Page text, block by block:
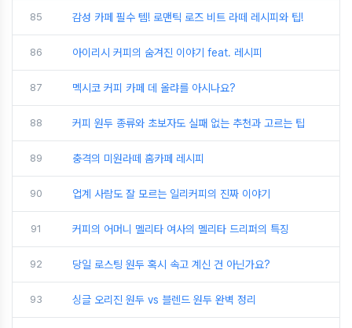
85 감성 카페 필수 템! 로맨틱 로즈 비트 라떼 레시피와 팁!
86 아이리시 커피의 숨겨진 이야기 feat. 레시피
87 멕시코 커피 카페 데 올랴를 아시나요?
88 커피 원두 종류와 초보자도 실패 없는 추천과 고르는 팁
89 충격의 미원라떼 홈카페 레시피
90 업계 사람도 잘 모르는 일리커피의 진짜 이야기
91 커피의 어머니 멜리타 여사의 멜리타 드리퍼의 특징
92 당일 로스팅 원두 혹시 속고 계신 건 아닌가요?
93 싱글 오리진 원두 vs 블렌드 원두 완벽 정리